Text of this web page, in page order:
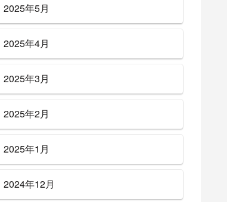
2025年5月
2025年4月
2025年3月
2025年2月
2025年1月
2024年12月